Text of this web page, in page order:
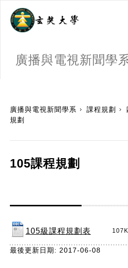
廣播與電視新聞學
廣播與電視新聞學系 課程規劃
規劃
105課程規劃
105級課程規劃表
最後更新日期: 2017-06-08